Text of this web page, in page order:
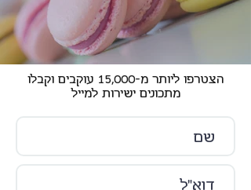
הצטרפו ליותר מ-15,000 עוקבים וקבלו
מתכונים ישירות למייל